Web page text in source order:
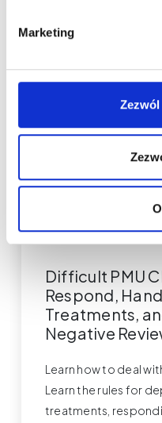
Marketing
Permanent Makeup
Difficult PMU
Respond,
Treatments,
Negative
Learn how to deal
Learn the rules for
treatments,